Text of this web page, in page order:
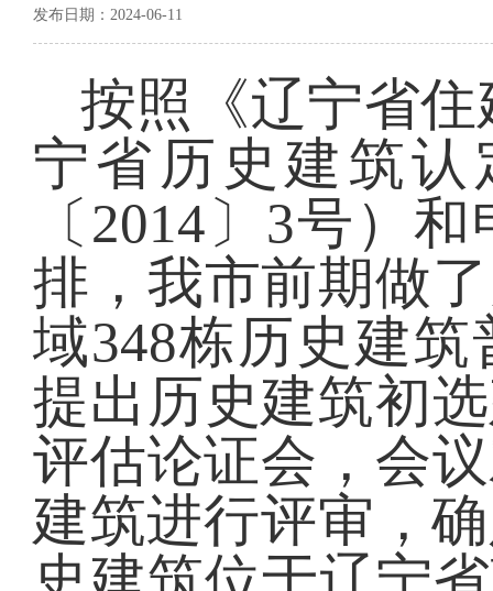
发布日期：2024-06-11
按照《辽宁省
宁省历史建筑
〔 2014 〕 3号）和
排，我市前期做
域348栋历史建筑
提出历史建筑初
评估论证会，会
建筑进行评审，